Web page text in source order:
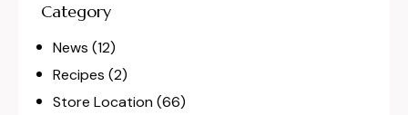
Category
News (12)
Recipes (2)
Store Location(66)